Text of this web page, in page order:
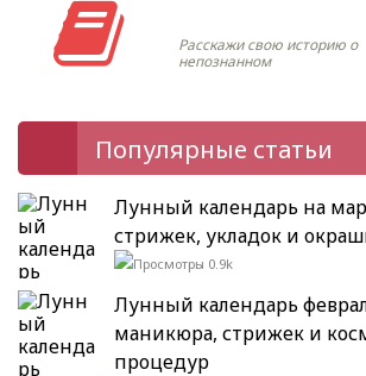
Расскажи свою историю о
непознанном
Популярные статьи
Лунный календарь на
стрижек, укладок и
0.9k
Лунный календарь
маникюра, стрижек и
процедур